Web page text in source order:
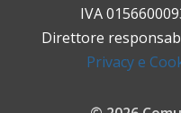
IVA
Direttore
Privacy e